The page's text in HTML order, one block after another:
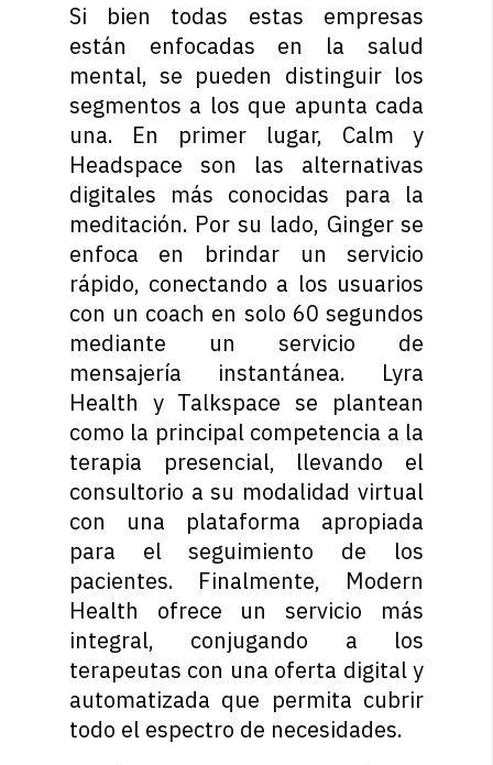
Si bien todas estas empresas
están enfocadas en la salud
mental, se pueden distinguir los
segmentos a los que apunta cada
una. En primer lugar, Calm y
Headspace son las alternativas
digitales más conocidas para la
meditación. Por su lado, Ginger se
enfoca en brindar un servicio
rápido, conectando a los usuarios
con un coach en solo 60 segundos
mediante un servicio de
mensajería instantánea. Lyra
Health y Talkspace se plantean
como la principal competencia a la
terapia presencial, llevando el
consultorio a su modalidad virtual
con una plataforma apropiada
para el seguimiento de los
pacientes. Finalmente, Modern
Health ofrece un servicio más
integral, conjugando a los
terapeutas con una oferta digital y
automatizada que permita cubrir
todo el espectro de necesidades.